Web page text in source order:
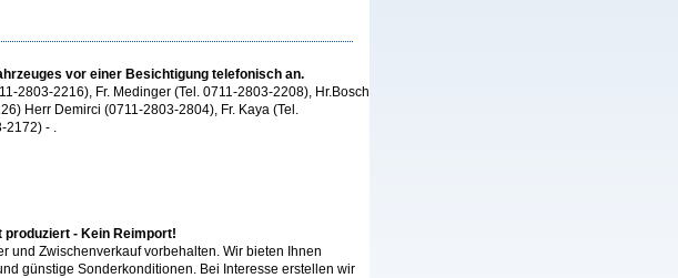
vor einer Besichtigung telefonisch an.
2803-2216), Fr. Medinger (Tel. 0711-2803-2208), Hr.Bosch
Herr Demirci (0711-2803-2804), Fr. Kaya (Tel.
2172) - .
produziert - Kein Reimport!
und Zwischenverkauf vorbehalten. Wir bieten Ihnen
günstige Sonderkonditionen. Bei Interesse erstellen wir